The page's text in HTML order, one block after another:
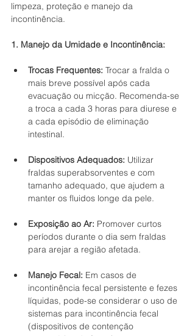
limpeza, proteção e manejo da
incontinência.
1. Manejo da Umidade e Incontinência:
Trocas Frequentes: Trocar a fralda o
mais breve possível após cada
evacuação ou micção. Recomenda-se
a troca a cada 3 horas para diurese e
a cada episódio de eliminação
intestinal.
Dispositivos Adequados: Utilizar
fraldas superabsorventes e com
tamanho adequado, que ajudem a
manter os fluidos longe da pele.
Exposição ao Ar: Promover curtos
períodos durante o dia sem fraldas
para arejar a região afetada.
Manejo Fecal: Em casos de
incontinência fecal persistente e fezes
líquidas, pode-se considerar o uso de
sistemas para incontinência fecal
(dispositivos de contenção